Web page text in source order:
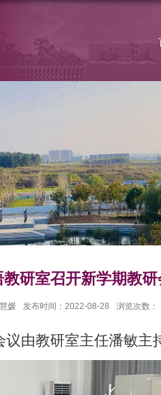
研室召开新学期教研
媛 发布时间：2022-08-28 浏览次数：
由教研室主任潘敏主